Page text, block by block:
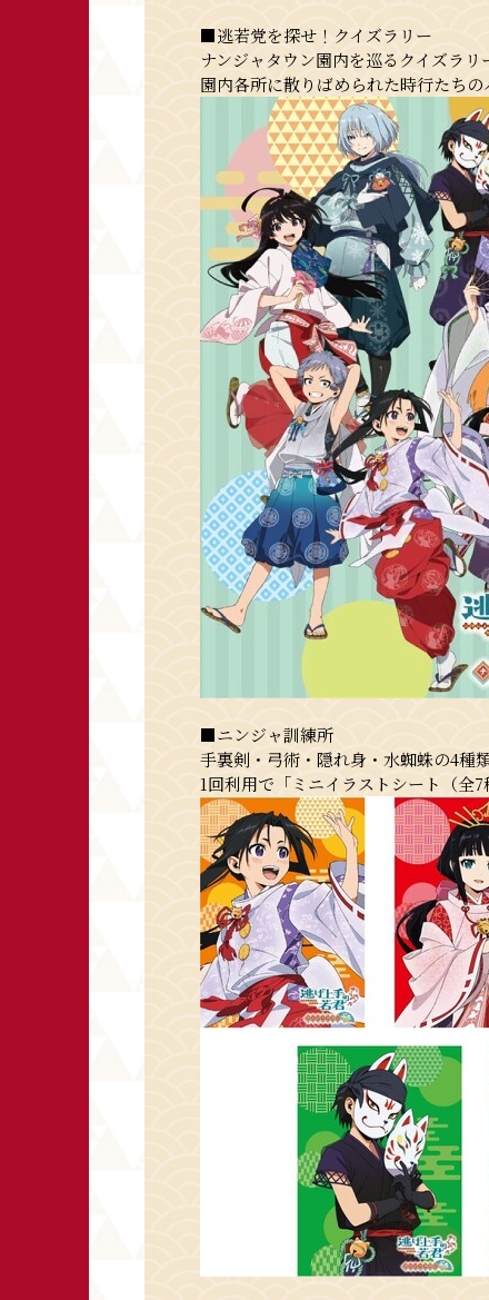
■逃若党を探せ！クイズラリー
ナンジャタウン園内を巡るクイズラリ
園内各所に散りばめられた時行たち
■ニンジャ訓練所
手裏剣・弓術・隠れ身・水蜘蛛の4種
1回利用で「ミニイラストシート（全7